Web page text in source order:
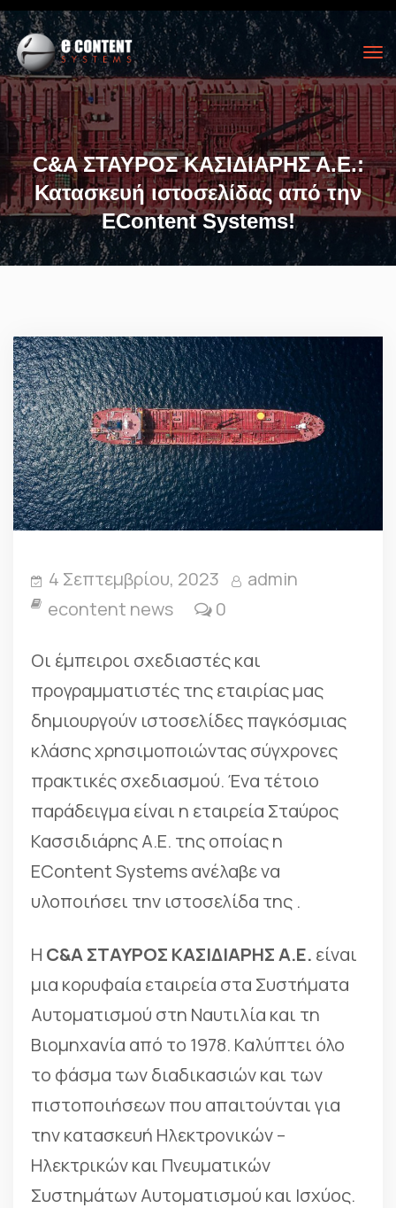
C&A ΣΤΑΥΡΟΣ ΚΑΣΙΔΙΑΡΗΣ Α.Ε.:
Κατασκευή ιστοσελίδας από την
ΕContent Systems!
4 Σεπτεμβρίου, 2023
admin
econtent news
0
Οι έμπειροι σχεδιαστές και
προγραμματιστές της εταιρίας μας
δημιουργούν ιστοσελίδες παγκόσμιας
κλάσης χρησιμοποιώντας σύγχρονες
πρακτικές σχεδιασμού. Ένα τέτοιο
παράδειγμα είναι η εταιρεία Σταύρος
Κασσιδιάρης Α.Ε. της οποίας η
ΕContent Systems ανέλαβε να
υλοποιήσει την ιστοσελίδα της .
Η C&A ΣΤΑΥΡΟΣ ΚΑΣΙΔΙΑΡΗΣ Α.Ε. είναι
μια κορυφαία εταιρεία στα Συστήματα
Αυτοματισμού στη Ναυτιλία και τη
Βιομηχανία από το 1978. Καλύπτει όλο
το φάσμα των διαδικασιών και των
πιστοποιήσεων που απαιτούνται για
την κατασκευή Ηλεκτρονικών –
Ηλεκτρικών και Πνευματικών
Συστημάτων Αυτοματισμού και Ισχύος.